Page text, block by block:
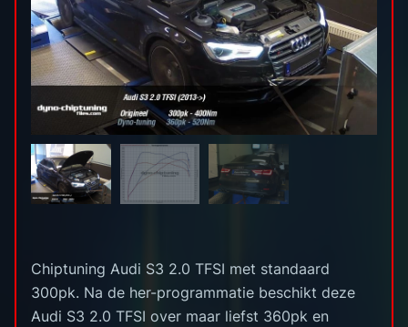
Chiptuning Audi S3 2.0 TFSI met standaard
300pk. Na de her-programmatie beschikt deze
Audi S3 2.0 TFSI over maar liefst 360pk en